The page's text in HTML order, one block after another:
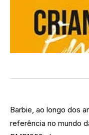
Barbie, ao longo dos
referência no mundo